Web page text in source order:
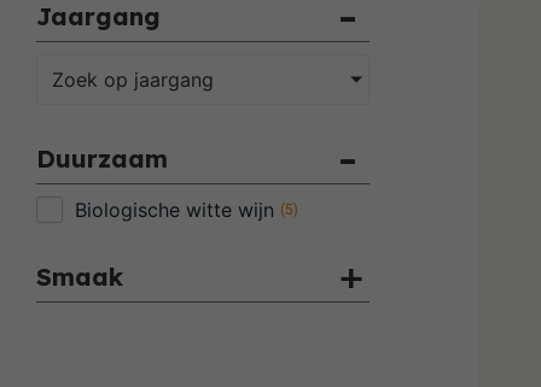
Jaargang
Zoek op jaargang
Duurzaam
Biologische witte wijn (5)
Smaak